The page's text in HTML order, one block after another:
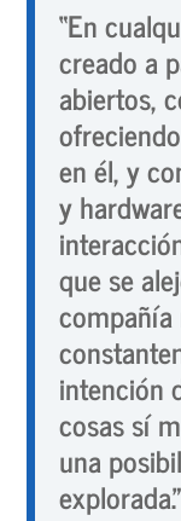
“En
creado a
abiertos,
en él, y
y
que se
intención
cosas sí
una
explorada.”